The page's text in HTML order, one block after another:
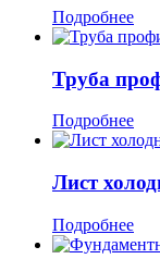
Подробнее
Труба
Подробнее
Лист
Подробнее